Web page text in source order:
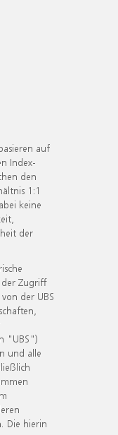
auf
Index-
den
1:1
keine
der
Zugriff
der UBS
"UBS")
und alle
Die hierin